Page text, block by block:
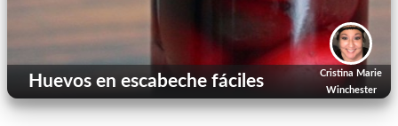
Cristina Marie
Winchester
Huevos en escabeche fáciles